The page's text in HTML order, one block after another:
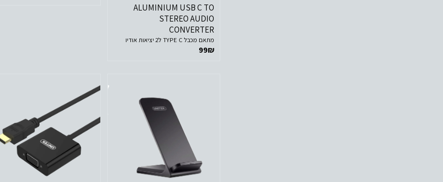
ALUMINIUM USB C TO
STEREO AUDIO
CONVERTER
מתאם מכבל TYPE C ל2 יציאות אודיו
99₪